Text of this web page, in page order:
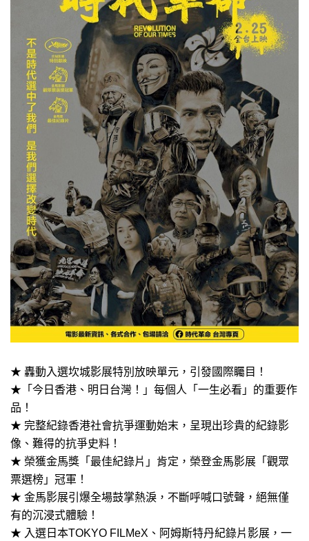
★ 轟動入選坎城影展特別放映單元，引發國際矚目！
★「今日香港、明日台灣！」每個人「一生必看」的重要作
品！
★ 完整紀錄香港社會抗爭運動始末，呈現出珍貴的紀錄影
像、難得的抗爭史料！
★ 榮獲金馬獎「最佳紀錄片」肯定，榮登金馬影展「觀眾
票選榜」冠軍！
★ 金馬影展引爆全場鼓掌熱淚，不斷呼喊口號聲，絕無僅
有的沉浸式體驗！
★ 入選日本TOKYO FILMeX、阿姆斯特丹紀錄片影展，一